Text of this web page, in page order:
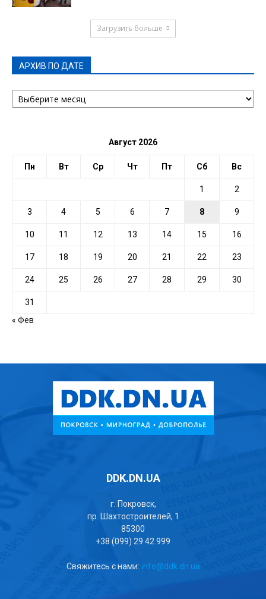
Загрузить больше
АРХИВ ПО ДАТЕ
АРХИВ
ПО
Август 2026
Пн Вт Ср Чт Пт Сб Вс
1 2
3 4 5 6 7 8 9
10 11 12 13 14 15 16
17 18 19 20 21 22 23
24 25 26 27 28 29 30
31
« Фев
DDK.DN.UA
г. Покровск,
пр. Шахтостроителей, 1
85300
+38 (099) 29 42 999
Свяжитесь с нами: info@ddk.dn.ua